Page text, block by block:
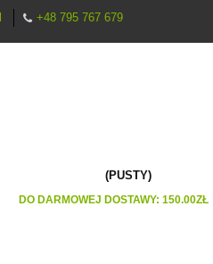
+48 795 767 679
(PUSTY)
DO DARMOWEJ DOSTAWY: 150.00ZŁ